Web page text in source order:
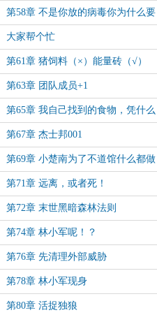
第58章 不是你放的病毒你为什么要
救？
大家帮个忙
第61章 猪饲料（×）能量砖（√）
第63章 团队成员+1
第65章 我自己找到的食物，凭什么
交给别人分配？
第67章 杰士邦001
第69章 小楚南为了不道馆什么都做
得出来（原书名：我能回到末世前一
周）
第71章 远离，或者死！
第72章 末世黑暗森林法则
第74章 林小军呢！？
第76章 先清理外部威胁
第78章 林小军现身
第80章 活捉独狼